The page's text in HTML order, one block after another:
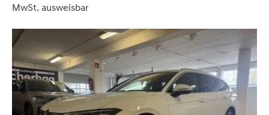
MwSt. ausweisbar